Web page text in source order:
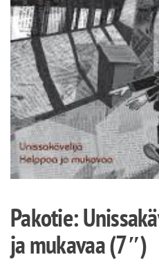
Pakotie:
ja mukavaa (7″)